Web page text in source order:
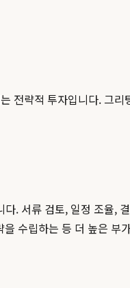
전략적 투자입니다. 그
. 서류 검토, 일정 조율,
수립하는 등 더 높은 부